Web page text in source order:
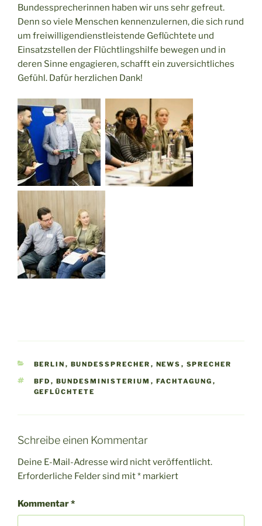
Bundessprecherinnen haben wir uns sehr gefreut.
Denn so viele Menschen kennenzulernen, die sich rund
um freiwilligendienstleistende Geflüchtete und
Einsatzstellen der Flüchtlingshilfe bewegen und in
deren Sinne engagieren, schafft ein zuversichtliches
Gefühl. Dafür herzlichen Dank!
KATEGORIEN
BERLIN , BUNDESSPRECHER , NEWS , SPRECHER
SCHLAGWÖRTER
BFD , BUNDESMINISTERIUM , FACHTAGUNG ,
GEFLÜCHTETE
Schreibe einen Kommentar
Deine E-Mail-Adresse wird nicht veröffentlicht.
Erforderliche Felder sind mit* markiert
Kommentar*